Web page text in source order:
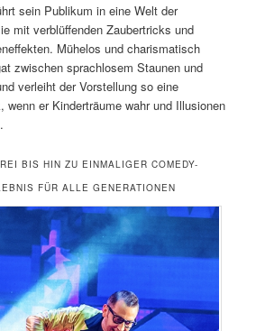
sein Publikum in eine Welt der
mit verblüffenden Zaubertricks und
Mühelos und charismatisch
zwischen sprachlosem Staunen und
verleiht der Vorstellung so eine
wenn er Kinderträume wahr und Illusionen
BIS HIN ZU EINMALIGER COMEDY-
FÜR ALLE GENERATIONEN